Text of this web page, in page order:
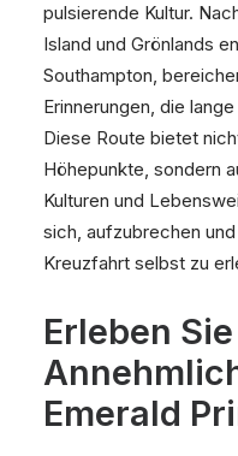
pulsierende Kultur.
Island und Grönlands
Southampton,
Erinnerungen, die
Diese Route bietet
Höhepunkte, sondern
Kulturen und
sich, aufzubrechen
Kreuzfahrt selbst zu
Erleben
Emerald